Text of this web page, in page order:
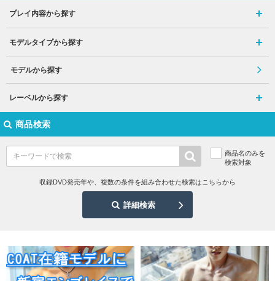
プレイ内容から探す
モデルタイプから探す
モデルから探す
レーベルから探す
商品検索
商品名のみを
検索対象
収録DVD発売年や、複数の条件を組み合わせた検索はこちらから
詳細検索